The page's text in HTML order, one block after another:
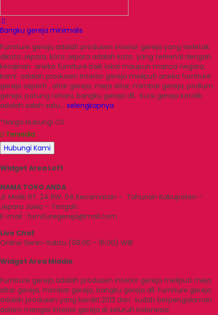
Bangku gereja minimalis
Furniture gereja adalah produsen interior gereja yang terletak
dikota Jepara, kota Jepara adalah kota yang terkenal dengan
kerajinan aneka furniture baik lokal maupun manca negara,
kami adalah produsen interior gereja meliputi aneka furniture
gereja seperti , altar gereja, meja altar, mimbar gereja, podium
gereja, patung rohani, bangku gereja dll. Kursi gereja katolik
adalah salah satu… selengkapnya
*Harga Hubungi CS
Tersedia
Hubungi Kami
Widget Area Left
NAMA TOKO ANDA
Jl. Moliki RT. 24 RW. 04 Kecamatan – Tahunan Kabupaten –
Jepara Jawa – Tengah
E-mail : furnituregereja@mail.com
Live Chat
Online Senin-Sabtu (08:00 – 16:00) WIB
Widget Area Middle
Furniture gereja adalah produsen interior gereja meliputi meja
altar gereja, mimbar gereja, bangku gereja dll. Furniture gereja
adalah produsen yang berdiri 2013 dan sudah berpengalaman
dalam mengisi interior gereja di seluruh Indonesia